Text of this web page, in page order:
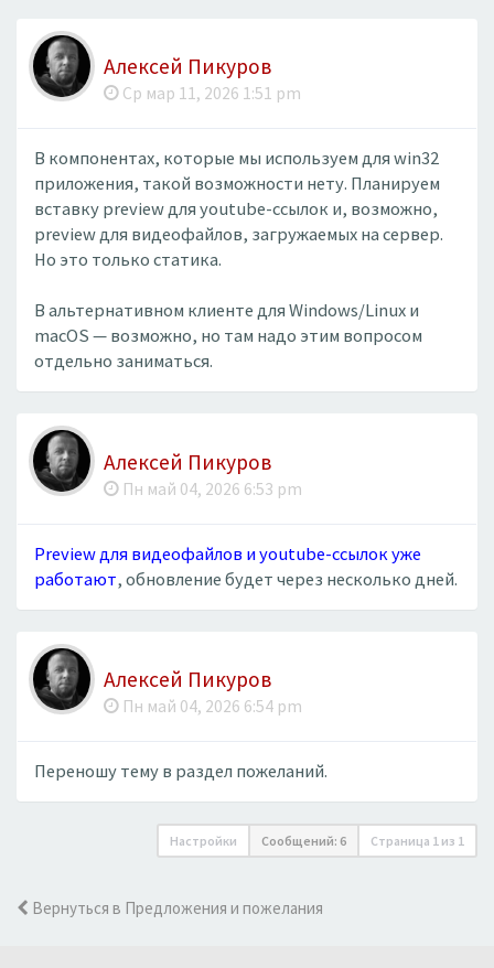
Алексей Пикуров
Ср мар 11, 2026 1:51 pm
В компонентах, которые мы используем для win32
приложения, такой возможности нету. Планируем
вставку preview для youtube-ссылок и, возможно,
preview для видеофайлов, загружаемых на сервер.
Но это только статика.
В альтернативном клиенте для Windows/Linux и
macOS — возможно, но там надо этим вопросом
отдельно заниматься.
Алексей Пикуров
Пн май 04, 2026 6:53 pm
Preview для видеофайлов и youtube-ссылок уже
работают, обновление будет через несколько дней.
Алексей Пикуров
Пн май 04, 2026 6:54 pm
Переношу тему в раздел пожеланий.
Настройки Сообщений: 6 Страница 1 из 1
Вернуться в Предложения и пожелания